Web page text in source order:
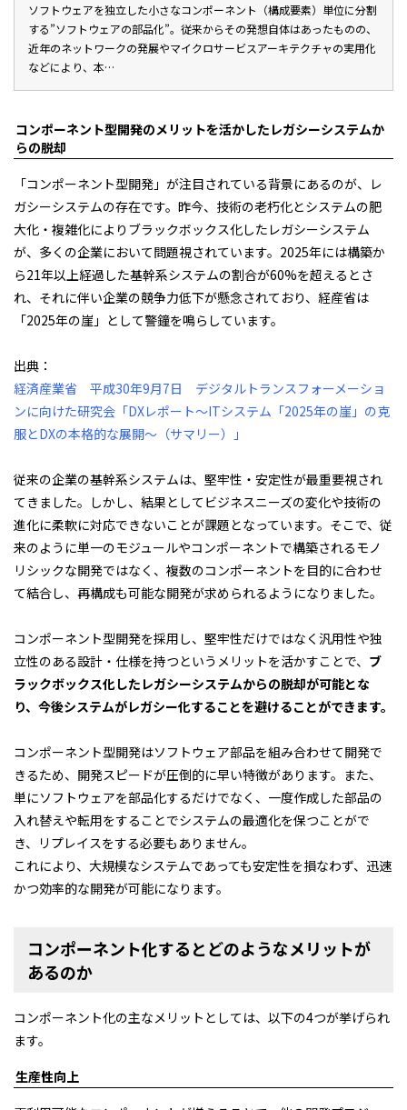
ソフトウェアを独立した小さなコンポーネント（構成要素）単位に分割
する”ソフトウェアの部品化”。従来からその発想自体はあったものの、
近年のネットワークの発展やマイクロサービスアーキテクチャの実用化
などにより、本…
コンポーネント型開発のメリットを活かしたレガシーシステムか
らの脱却
「コンポーネント型開発」が注目されている背景にあるのが、レ
ガシーシステムの存在です。昨今、技術の老朽化とシステムの肥
大化・複雑化によりブラックボックス化したレガシーシステム
が、多くの企業において問題視されています。2025年には構築か
ら21年以上経過した基幹系システムの割合が60%を超えるとさ
れ、それに伴い企業の競争力低下が懸念されており、経産省は
「2025年の崖」として警鐘を鳴らしています。
出典：
経済産業省 平成30年9月7日 デジタルトランスフォーメーショ
ンに向けた研究会 「DXレポート～ITシステム「2025年の崖」の克
服とDXの本格的な展開～（サマリー）」
従来の企業の基幹系システムは、堅牢性・安定性が最重要視され
てきました。しかし、結果としてビジネスニーズの変化や技術の
進化に柔軟に対応できないことが課題となっています。そこで、従
来のように単一のモジュールやコンポーネントで構築されるモノ
リシックな開発ではなく、複数のコンポーネントを目的に合わせ
て結合し、再構成も可能な開発が求められるようになりました。
コンポーネント型開発を採用し、堅牢性だけではなく汎用性や独
立性のある設計・仕様を持つというメリットを活かすことで、 ブ
ラックボックス化したレガシーシステムからの脱却が可能とな
り、今後システムがレガシー化することを避けることができます。
コンポーネント型開発はソフトウェア部品を組み合わせて開発で
きるため、開発スピードが圧倒的に早い特徴があります。また、
単にソフトウェアを部品化するだけでなく、一度作成した部品の
入れ替えや転用をすることでシステムの最適化を保つことがで
き、リプレイスをする必要もありません。
これにより、大規模なシステムであっても安定性を損なわず、迅速
かつ効率的な開発が可能になります。
コンポーネント化するとどのようなメリットが
あるのか
コンポーネント化の主なメリットとしては、以下の4つが挙げられ
ます。
生産性向上